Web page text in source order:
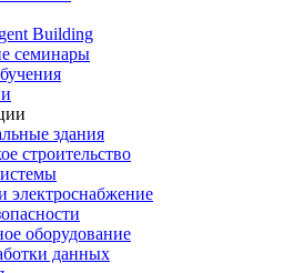
Building
семинары
здания
строительство
электроснабжение
оборудование
данных